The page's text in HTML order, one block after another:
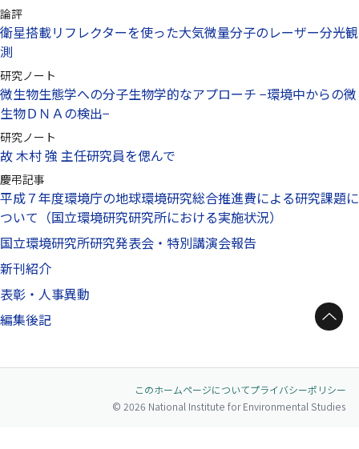
論評
衛星搭載リフレクターを使った大気微量分子のレーザー分光観
測
研究ノート
微生物生態学への分子生物学的なアプローチ −環境中からの微
生物ＤＮＡの検出−
研究ノート
故 木村 強 主任研究員を偲んで
慶弔記事
平成７年度環境庁の地球環境研究総合推進費による研究課題に
ついて（国立環境研究研究所における実施状況）
国立環境研究所研究発表会・特別講演会報告
新刊紹介
表彰・人事異動
編集後記
ページトップへ
このホームページについてプライバシーポリシー
© 2026 National Institute for Environmental Studies